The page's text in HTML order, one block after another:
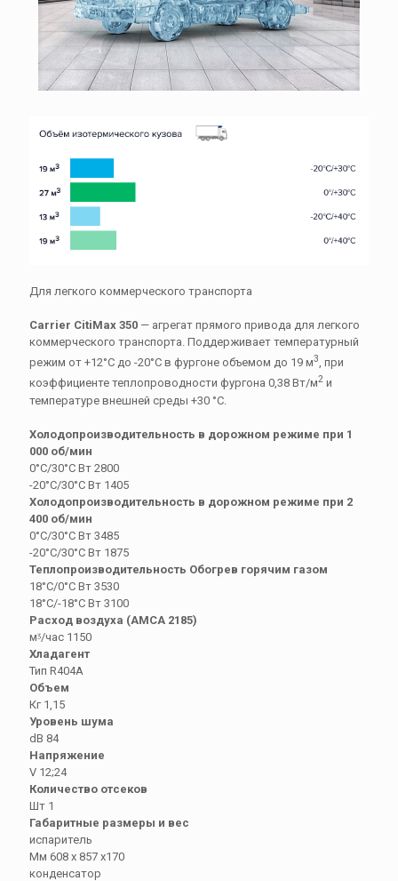
Для легкого коммерческого транспорта
Carrier CitiMax 350 — агрегат прямого привода для легкого
коммерческого транспорта. Поддерживает температурный
режим от +12°С до -20°С в фургоне объемом до 19 м3, при
коэффициенте теплопроводности фургона 0,38 Вт/м2 и
температуре внешней среды +30 °С.
Холодопроизводительность в дорожном режиме при 1
000 об/мин
0°С/30°C Вт 2800
-20°C/30°C Вт 1405
Холодопроизводительность в дорожном режиме при 2
400 об/мин
0°С/30°C Вт 3485
-20°C/30°C Вт 1875
Теплопроизводительность Обогрев горячим газом
18°С/0°С Вт 3530
18°С/-18°С Вт 3100
Расход воздуха (АМСА 2185)
мᶾ/час 1150
Хладагент
Тип R404A
Объем
Кг 1,15
Уровень шума
dB 84
Напряжение
V 12;24
Количество отсеков
Шт 1
Габаритные размеры и вес
испаритель
Мм 608 х 857 х170
конденсатор